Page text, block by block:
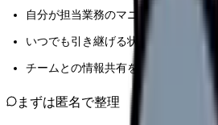
自分が担当業務のマニュアル化
いつでも引き継げる状態を維持
チームとの情報共有を密に
まずは匿名で整理